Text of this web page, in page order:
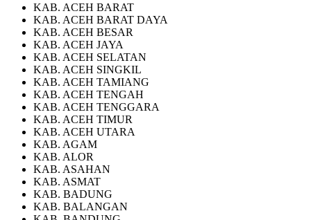
KAB. ACEH BARAT
KAB. ACEH BARAT DAYA
KAB. ACEH BESAR
KAB. ACEH JAYA
KAB. ACEH SELATAN
KAB. ACEH SINGKIL
KAB. ACEH TAMIANG
KAB. ACEH TENGAH
KAB. ACEH TENGGARA
KAB. ACEH TIMUR
KAB. ACEH UTARA
KAB. AGAM
KAB. ALOR
KAB. ASAHAN
KAB. ASMAT
KAB. BADUNG
KAB. BALANGAN